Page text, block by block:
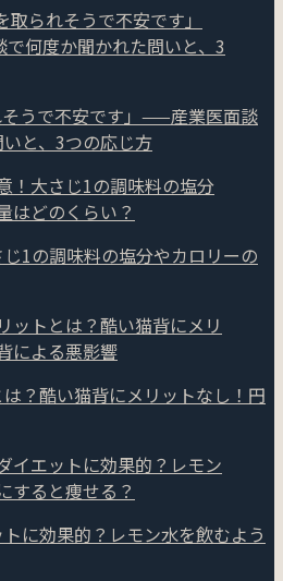
そうで不安です」——産業医面談
と、3つの応じ方
1の調味料の塩分やカロリーの
？酷い猫背にメリットなし！円
に効果的？レモン水を飲むよう